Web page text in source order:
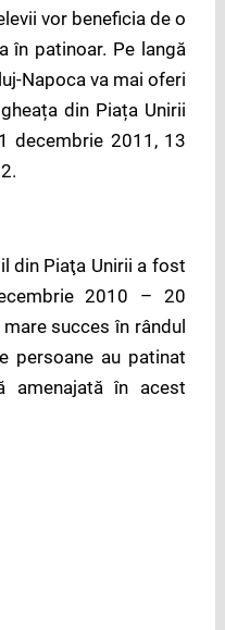
vor beneficia de o
în patinoar. Pe langă
Napoca va mai oferi
din Piața Unirii
decembrie 2011, 13
din Piaţa Unirii a fost
2010 – 20
succes în rândul
persoane au patinat
amenajată în acest